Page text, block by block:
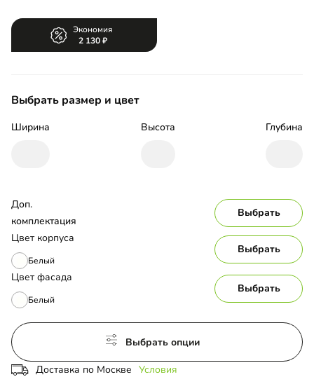
Экономия
2 130
Выбрать размер и цвет
Ширина Высота Глубина
Цвет корпуса
Белый
Выбрать
Цвет фасада
Белый
Выбрать
Доп.
комплектация
Выбрать
Выбрать опции
Доставка по Москве Условия